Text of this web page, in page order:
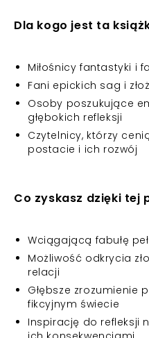
Dla kogo jest ta
Miłośnicy fantastyki i
Fani epickich sag i
Osoby poszukujące
głębokich refleksji
Czytelnicy, którzy
postacie i ich rozwój
Co zyskasz dzięki tej
Wciągającą fabułę
Możliwość odkrycia
relacji
Głębsze zrozumienie
fikcyjnym świecie
Inspirację do refleksji